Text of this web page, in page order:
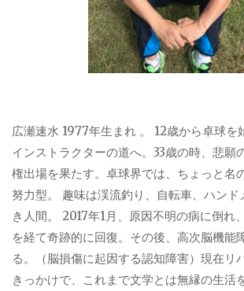
広瀬速水 1977年生まれ 。 12歳から卓球を
インストラクターの道へ。33歳の時、悲願
権出場を果たす。卓球界では、ちょっと名
努力型。 趣味は渓流釣り、自転車、ハン
き人間。 2017年1月、原因不明の病に倒れ
を経て奇跡的に回復。その後、高次脳機能
る。（脳損傷に起因する認知障害）現在リ
きっかけで、これまで文学とは無縁の生活